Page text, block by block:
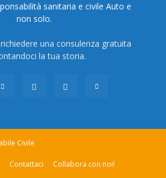
sanitaria e civile Auto e
non solo.
una consulenza gratuita
la tua storia.
Civile
Contattaci Collabora con noi!